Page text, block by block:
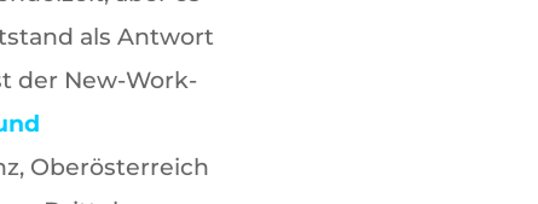
als Antwort
der New-Work-
Oberösterreich